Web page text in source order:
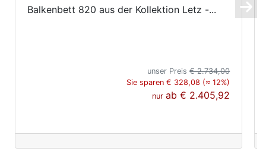
Balkenbett 820 aus der Kollektion Letz -...
unser Preis€ 2.734,00
Sie sparen € 328,08 (≈ 12%)
nurab€ 2.405,92